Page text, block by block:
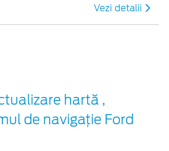
Vezi detalii
hartă ,
de navigaţie Ford